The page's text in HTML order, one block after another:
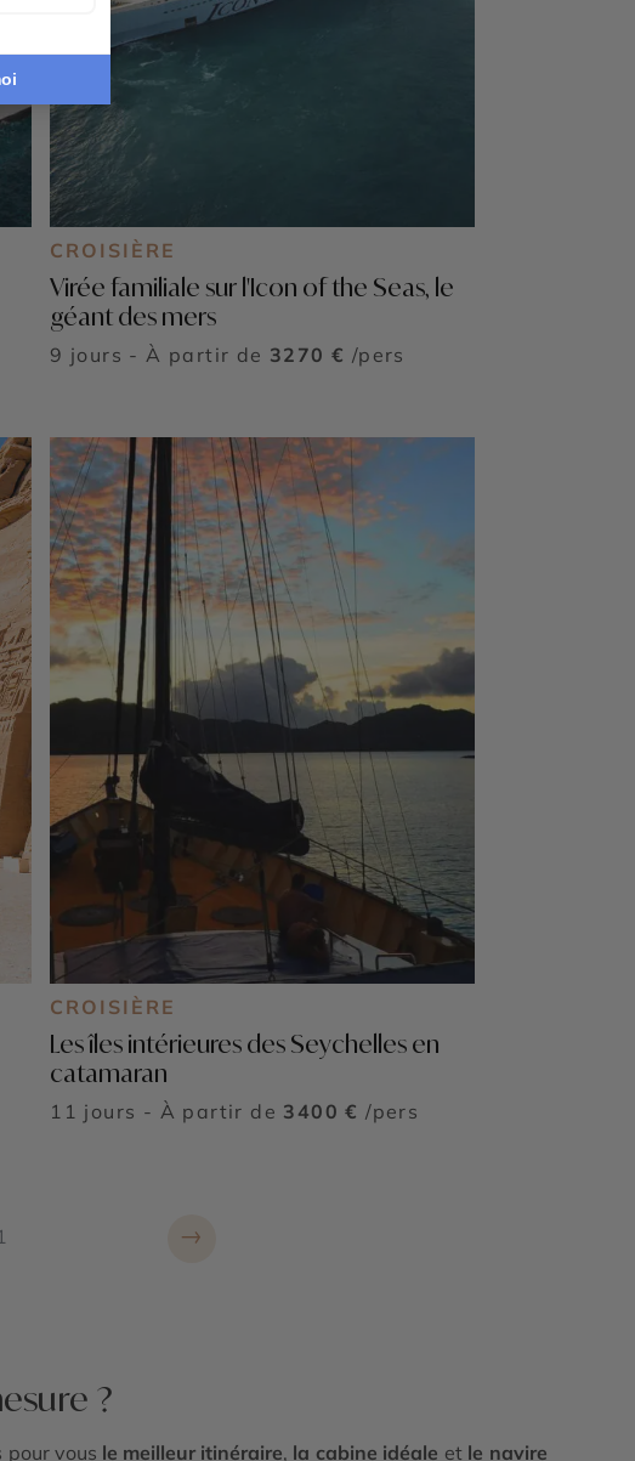
CROISIÈRE
Virée familiale sur l'Icon of the Seas, le
géant des mers
9 jours - À partir de 3270 € /pers
CROISIÈRE
Les îles intérieures des Seychelles en
catamaran
11 jours - À partir de 3400 € /pers
→
?
pour vous le meilleur itinéraire, la cabine idéale et le navire